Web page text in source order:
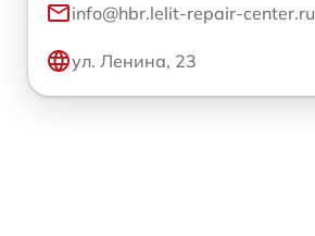
info@hbr.lelit-repair-center.ru
ул. Ленина, 23